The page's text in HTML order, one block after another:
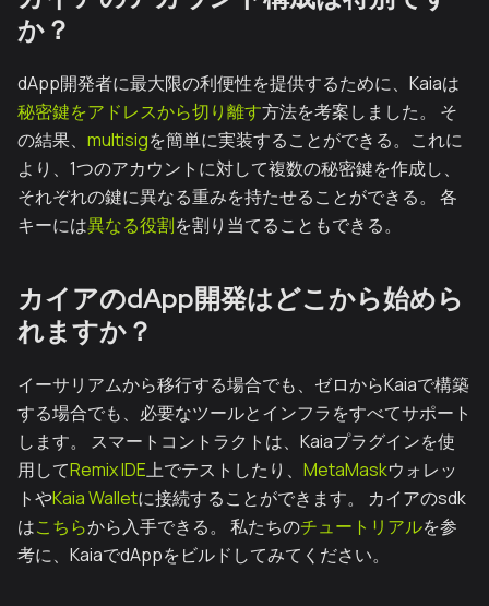
か？
dApp開発者に最大限の利便性を提供するために、Kaiaは
秘密鍵をアドレスから切り離す方法を考案しました。 そ
の結果、 multisigを簡単に実装することができる。これに
より、1つのアカウントに対して複数の秘密鍵を作成し、
それぞれの鍵に異なる重みを持たせることができる。 各
キーには異なる役割を割り当てることもできる。
カイアのdApp開発はどこから始めら
れますか？
イーサリアムから移行する場合でも、ゼロからKaiaで構築
する場合でも、必要なツールとインフラをすべてサポート
します。 スマートコントラクトは、Kaiaプラグインを使
用してRemix IDE上でテストしたり、 MetaMaskウォレッ
トやKaia Walletに接続することができます。 カイアのsdk
はこちらから入手できる。 私たちのチュートリアルを参
考に、KaiaでdAppをビルドしてみてください。